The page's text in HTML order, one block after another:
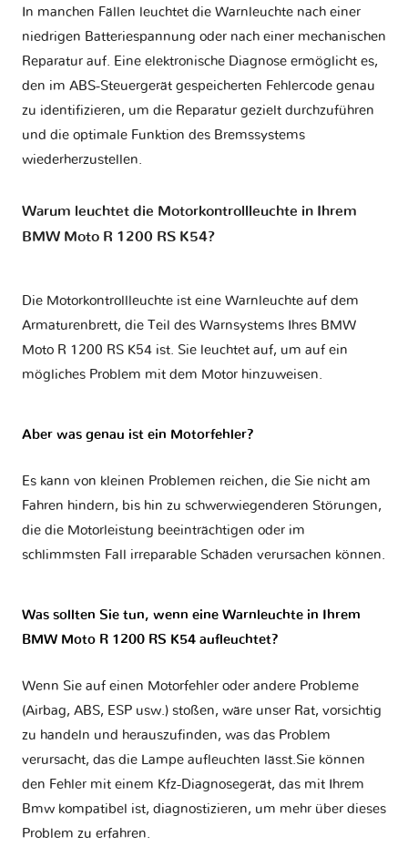
In manchen Fällen leuchtet die Warnleuchte nach einer
niedrigen Batteriespannung oder nach einer mechanischen
Reparatur auf. Eine elektronische Diagnose ermöglicht es,
den im ABS-Steuergerät gespeicherten Fehlercode genau
zu identifizieren, um die Reparatur gezielt durchzuführen
und die optimale Funktion des Bremssystems
wiederherzustellen.
Warum leuchtet die Motorkontrollleuchte in Ihrem
BMW Moto R 1200 RS K54?
Die Motorkontrollleuchte ist eine Warnleuchte auf dem
Armaturenbrett, die Teil des Warnsystems Ihres BMW
Moto R 1200 RS K54 ist. Sie leuchtet auf, um auf ein
mögliches Problem mit dem Motor hinzuweisen.
Aber was genau ist ein Motorfehler?
Es kann von kleinen Problemen reichen, die Sie nicht am
Fahren hindern, bis hin zu schwerwiegenderen Störungen,
die die Motorleistung beeinträchtigen oder im
schlimmsten Fall irreparable Schäden verursachen können.
Was sollten Sie tun, wenn eine Warnleuchte in Ihrem
BMW Moto R 1200 RS K54 aufleuchtet?
Wenn Sie auf einen Motorfehler oder andere Probleme
(Airbag, ABS, ESP usw.) stoßen, wäre unser Rat, vorsichtig
zu handeln und herauszufinden, was das Problem
verursacht, das die Lampe aufleuchten lässt.Sie können
den Fehler mit einem Kfz-Diagnosegerät, das mit Ihrem
Bmw kompatibel ist, diagnostizieren, um mehr über dieses
Problem zu erfahren.